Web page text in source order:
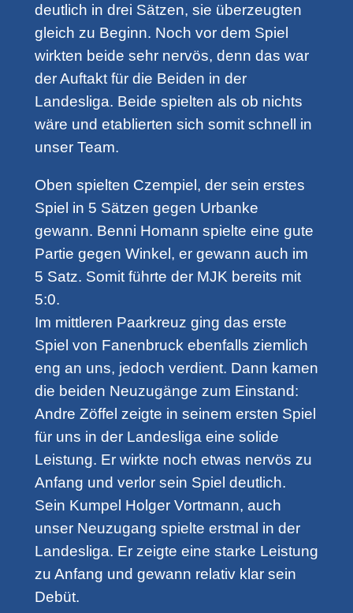
deutlich in drei Sätzen, sie überzeugten
gleich zu Beginn. Noch vor dem Spiel
wirkten beide sehr nervös, denn das war
der Auftakt für die Beiden in der
Landesliga. Beide spielten als ob nichts
wäre und etablierten sich somit schnell in
unser Team.
Oben spielten Czempiel, der sein erstes
Spiel in 5 Sätzen gegen Urbanke
gewann. Benni Homann spielte eine gute
Partie gegen Winkel, er gewann auch im
5 Satz. Somit führte der MJK bereits mit
5:0.
Im mittleren Paarkreuz ging das erste
Spiel von Fanenbruck ebenfalls ziemlich
eng an uns, jedoch verdient. Dann kamen
die beiden Neuzugänge zum Einstand:
Andre Zöffel zeigte in seinem ersten Spiel
für uns in der Landesliga eine solide
Leistung. Er wirkte noch etwas nervös zu
Anfang und verlor sein Spiel deutlich.
Sein Kumpel Holger Vortmann, auch
unser Neuzugang spielte erstmal in der
Landesliga. Er zeigte eine starke Leistung
zu Anfang und gewann relativ klar sein
Debüt.